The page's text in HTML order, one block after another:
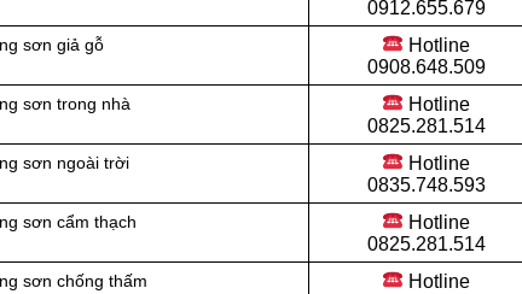
0912.655.679
sơn giả gỗ
Hotline
0908.648.509
sơn trong nhà
Hotline
0825.281.514
sơn ngoài trời
Hotline
0835.748.593
sơn cẩm thạch
Hotline
0825.281.514
sơn chống thấm
Hotline